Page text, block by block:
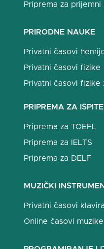
Priprema za
PRIRODNE NAUKE
Privatni časovi
Privatni časovi fizike
Privatni časovi fizike
PRIPREMA ZA ISPITE
Priprema za TOEFL
Priprema za IELTS
Priprema za DELF
MUZIČKI
Privatni časovi klavira
Online časovi muzike